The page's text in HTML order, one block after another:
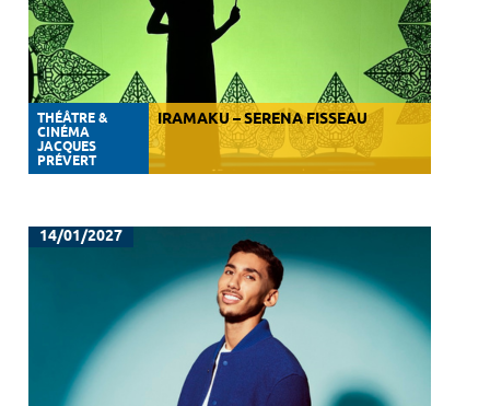
THÉÂTRE &
CINÉMA
JACQUES
PRÉVERT
IRAMAKU – SERENA FISSEAU
14/01/2027